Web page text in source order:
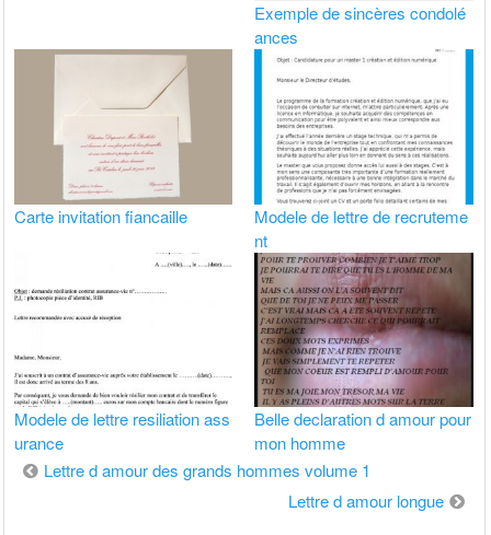
Exemple de sincères condolé
ances
Carte invitation fiancaille
Modele de lettre de recruteme
nt
Modele de lettre resiliation ass
urance
Belle declaration d amour pour
mon homme
Navigation
Lettre d amour des grands hommes volume 1
Lettre d amour longue